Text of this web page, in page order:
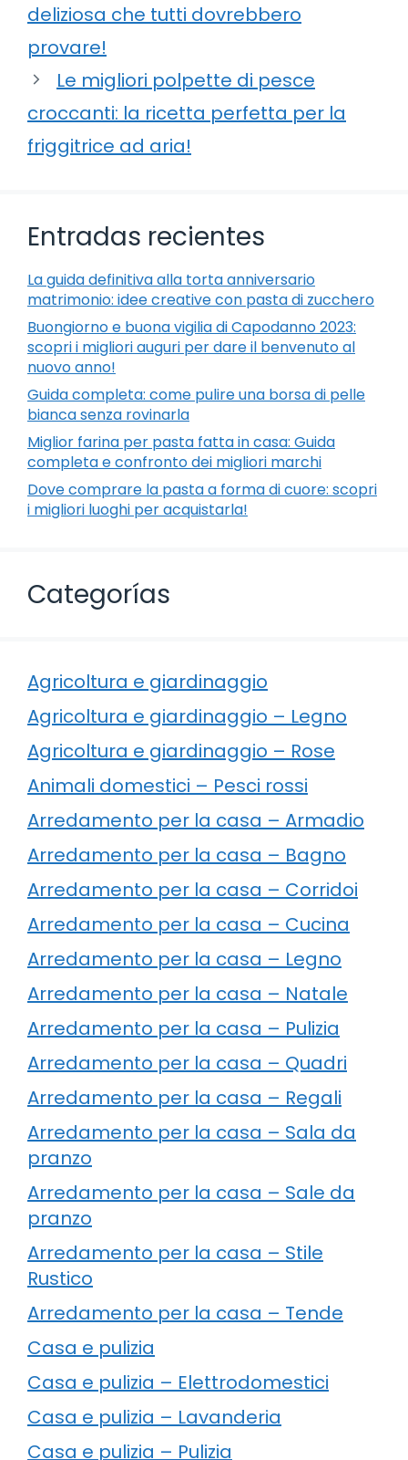
deliziosa che tutti dovrebbero
provare!
Le migliori polpette di pesce
croccanti: la ricetta perfetta per la
friggitrice ad aria!
Entradas recientes
La guida definitiva alla torta anniversario
matrimonio: idee creative con pasta di zucchero
Buongiorno e buona vigilia di Capodanno 2023:
scopri i migliori auguri per dare il benvenuto al
nuovo anno!
Guida completa: come pulire una borsa di pelle
bianca senza rovinarla
Miglior farina per pasta fatta in casa: Guida
completa e confronto dei migliori marchi
Dove comprare la pasta a forma di cuore: scopri
i migliori luoghi per acquistarla!
Categorías
Agricoltura e giardinaggio
Agricoltura e giardinaggio – Legno
Agricoltura e giardinaggio – Rose
Animali domestici – Pesci rossi
Arredamento per la casa – Armadio
Arredamento per la casa – Bagno
Arredamento per la casa – Corridoi
Arredamento per la casa – Cucina
Arredamento per la casa – Legno
Arredamento per la casa – Natale
Arredamento per la casa – Pulizia
Arredamento per la casa – Quadri
Arredamento per la casa – Regali
Arredamento per la casa – Sala da
pranzo
Arredamento per la casa – Sale da
pranzo
Arredamento per la casa – Stile
Rustico
Arredamento per la casa – Tende
Casa e pulizia
Casa e pulizia – Elettrodomestici
Casa e pulizia – Lavanderia
Casa e pulizia – Pulizia